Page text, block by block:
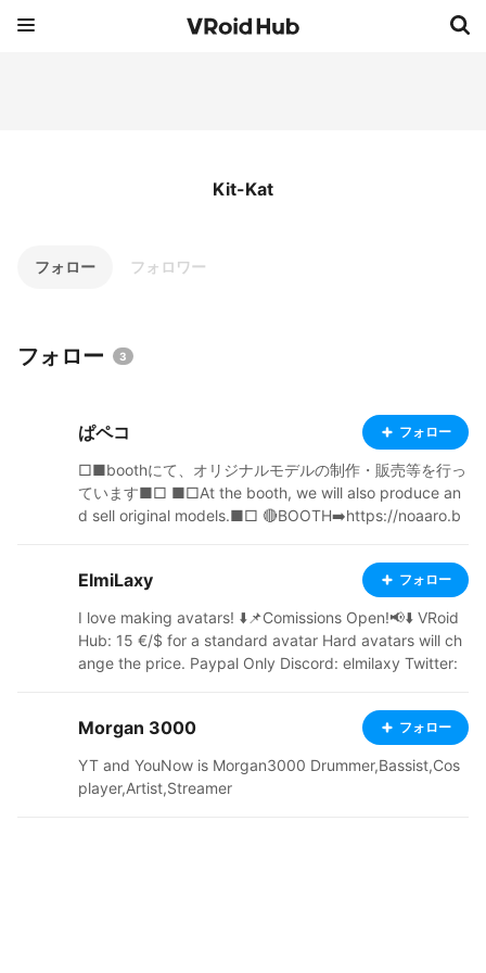
Kit-Kat
フォロー フォロワー
フォロー 3
ぱペコ フォロー
□■boothにて、オリジナルモデルの制作・販売等を行っ
ています■□ ■□At the booth, we will also produce an
d sell original models.■□ 🔴BOOTH➡️https://noaaro.b
ElmiLaxy フォロー
I love making avatars! ⬇️📌Comissions Open!📢⬇️ VRoid
Hub: 15 €/$ for a standard avatar Hard avatars will ch
ange the price. Paypal Only Discord: elmilaxy Twitter:
Morgan 3000 フォロー
YT and YouNow is Morgan3000 Drummer,Bassist,Cos
player,Artist,Streamer